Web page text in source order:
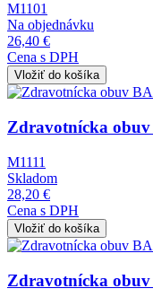
M1101
Na objednávku
26,40 €
Cena s DPH
Obrázok
Zdravotnícka obuv
M1111
Skladom
28,20 €
Cena s DPH
Obrázok
Zdravotnícka obuv